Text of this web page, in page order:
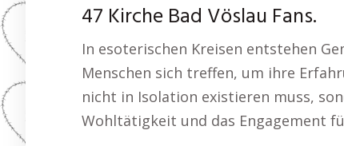
47 Kirche Bad Vöslau Fans.
In esoterischen Kreisen entstehen
Menschen sich treffen, um ihre
nicht in Isolation existieren muss,
Wohltätigkeit und das Engagement